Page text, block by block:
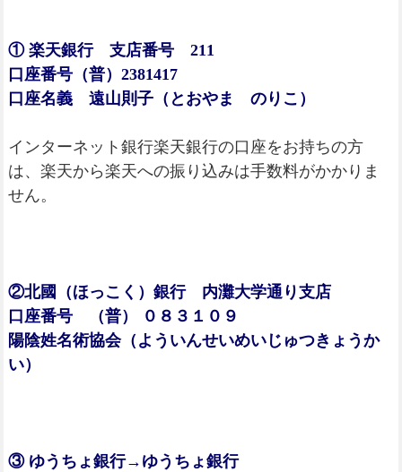
① 楽天銀行 支店番号 211
口座番号（普）2381417
口座名義 遠山則子（とおやま のりこ）
インターネット銀行楽天銀行の口座をお持ちの方
は、楽天から楽天への振り込みは手数料がかかりま
せん。
②北國（ほっこく）銀行 内灘大学通り支店
口座番号 （普） ０８３１０９
陽陰姓名術協会（よういんせいめいじゅつきょうか
い）
③ ゆうちょ銀行→ゆうちょ銀行